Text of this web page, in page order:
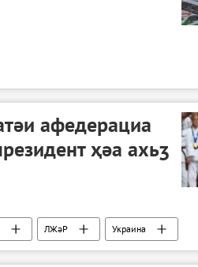
афедерациа
ҳәа ахьӡ
ЛЖәР
Украина